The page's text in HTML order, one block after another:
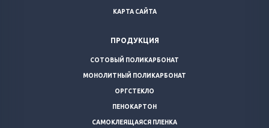
КАРТА САЙТА
ПРОДУКЦИЯ
СОТОВЫЙ ПОЛИКАРБОНАТ
МОНОЛИТНЫЙ ПОЛИКАРБОНАТ
ОРГСТЕКЛО
ПЕНОКАРТОН
САМОКЛЕЯЩАЯСЯ ПЛЕНКА